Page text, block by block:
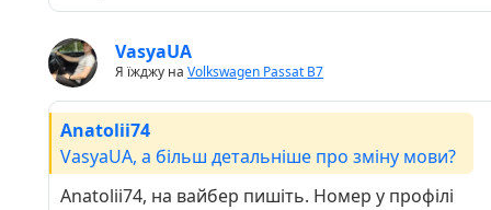
VasyaUA
Я їжджу на Volkswagen Passat B7
Anatolii74
VasyaUA, а більш детальніше про зміну мови?
Anatolii74, на вайбер пишіть. Номер у профілі